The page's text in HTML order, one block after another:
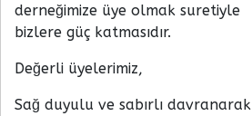
derneğimize üye olmak suretiyle
bizlere güç katmasıdır.
Değerli üyelerimiz,
Sağ duyulu ve sabırlı davranarak